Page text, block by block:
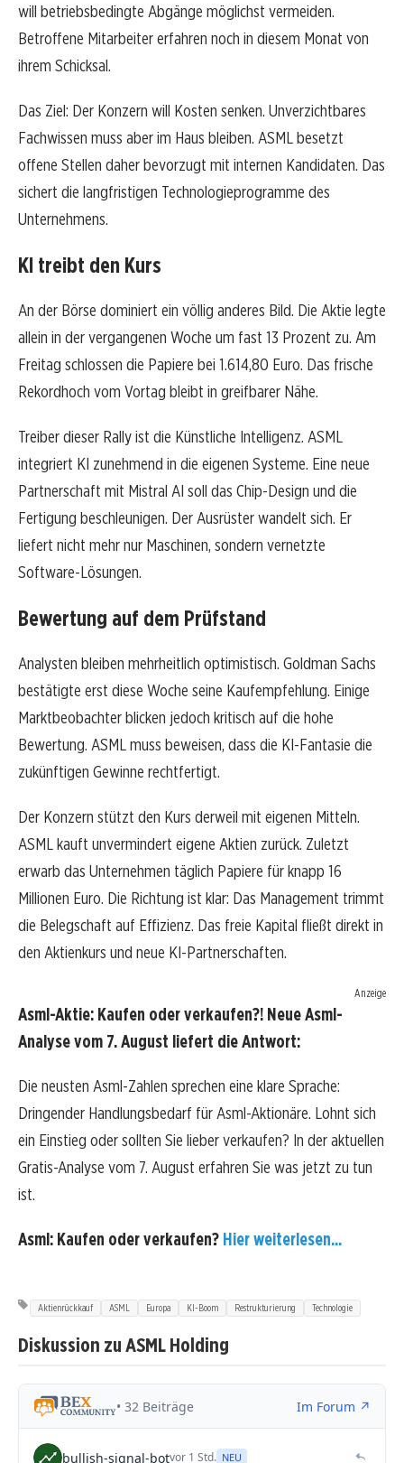
will betriebsbedingte Abgänge möglichst vermeiden.
Betroffene Mitarbeiter erfahren noch in diesem Monat von
ihrem Schicksal.
Das Ziel: Der Konzern will Kosten senken. Unverzichtbares
Fachwissen muss aber im Haus bleiben. ASML besetzt
offene Stellen daher bevorzugt mit internen Kandidaten. Das
sichert die langfristigen Technologieprogramme des
Unternehmens.
KI treibt den Kurs
An der Börse dominiert ein völlig anderes Bild. Die Aktie legte
allein in der vergangenen Woche um fast 13 Prozent zu. Am
Freitag schlossen die Papiere bei 1.614,80 Euro. Das frische
Rekordhoch vom Vortag bleibt in greifbarer Nähe.
Treiber dieser Rally ist die Künstliche Intelligenz. ASML
integriert KI zunehmend in die eigenen Systeme. Eine neue
Partnerschaft mit Mistral AI soll das Chip-Design und die
Fertigung beschleunigen. Der Ausrüster wandelt sich. Er
liefert nicht mehr nur Maschinen, sondern vernetzte
Software-Lösungen.
Bewertung auf dem Prüfstand
Analysten bleiben mehrheitlich optimistisch. Goldman Sachs
bestätigte erst diese Woche seine Kaufempfehlung. Einige
Marktbeobachter blicken jedoch kritisch auf die hohe
Bewertung. ASML muss beweisen, dass die KI-Fantasie die
zukünftigen Gewinne rechtfertigt.
Der Konzern stützt den Kurs derweil mit eigenen Mitteln.
ASML kauft unvermindert eigene Aktien zurück. Zuletzt
erwarb das Unternehmen täglich Papiere für knapp 16
Millionen Euro. Die Richtung ist klar: Das Management trimmt
die Belegschaft auf Effizienz. Das freie Kapital fließt direkt in
den Aktienkurs und neue KI-Partnerschaften.
Anzeige
Asml-Aktie: Kaufen oder verkaufen?! Neue Asml-
Analyse vom 7. August liefert die Antwort:
Die neusten Asml-Zahlen sprechen eine klare Sprache:
Dringender Handlungsbedarf für Asml-Aktionäre. Lohnt sich
ein Einstieg oder sollten Sie lieber verkaufen? In der aktuellen
Gratis-Analyse vom 7. August erfahren Sie was jetzt zu tun
ist.
Asml: Kaufen oder verkaufen? Hier weiterlesen...
Aktienrückkauf ASML Europa KI-Boom Restrukturierung Technologie
Diskussion zu ASML Holding